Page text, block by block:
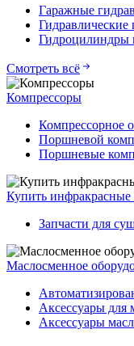
Гаражные
Гидравлические
Гидроцилиндры
Смотреть всё
Компрессоры
Компрессорное
Поршневой
Поршневые
Купить
Запчасти для
Маслосменное
Аксессуары для
Аксессуары